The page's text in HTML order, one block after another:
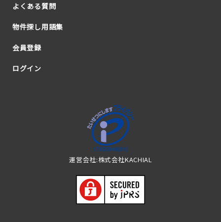
よくある質問
物件探し用語集
会員登録
ログイン
運営会社:株式会社KACHIAL